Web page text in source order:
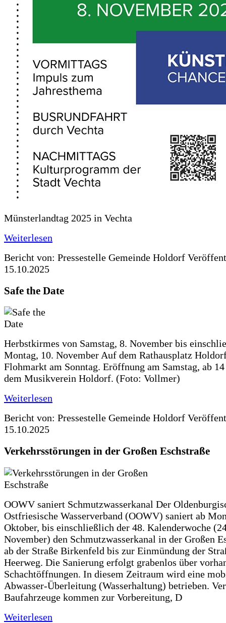
Münsterlandtag 2025 in Vechta
Weiterlesen
Bericht von: Pressestelle Gemeinde Holdorf
15.10.2025
Safe the Date
Herbstkirmes von Samstag, 8. November bis
Montag, 10. November Auf dem Rathausplatz
Flohmarkt am Sonntag. Eröffnung am Samstag, ab
dem Musikverein Holdorf. (Foto: Vollmer)
Weiterlesen
Bericht von: Pressestelle Gemeinde Holdorf
15.10.2025
Verkehrsstörungen in der Großen Eschstraße
OOWV saniert Schmutzwasserkanal Der
Ostfriesische Wasserverband (OOWV) saniert ab
Oktober, bis einschließlich der 48. Kalenderwoche
November) den Schmutzwasserkanal in der Großen
ab der Straße Birkenfeld bis zur Einmündung der
Heerweg. Die Sanierung erfolgt grabenlos über
Schachtöffnungen. In diesem Zeitraum wird eine
Abwasser-Überleitung (Wasserhaltung) betrieben.
Baufahrzeuge kommen zur Vorbereitung, D
Weiterlesen